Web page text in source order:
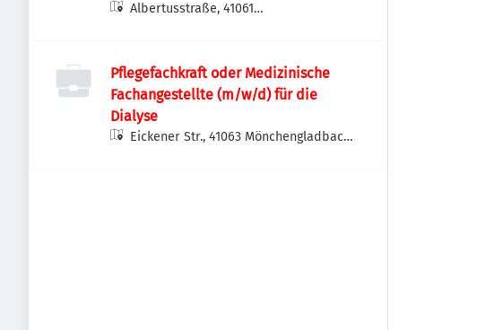
Albertusstraße, 41061
Pflegefachkraft oder Medizinische
Fachangestellte (m/w/d) für die
Dialyse
Eickener Str., 41063 Mönchengladbach-